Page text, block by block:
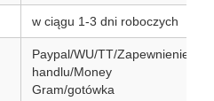
w ciągu 1-3 dni roboczych
Paypal/WU/TT/Zapewnienie
handlu/Money
Gram/gotówka